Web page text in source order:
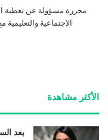
محررة مسؤولة عن تغطية
الاجتماعية
الأكثر مشاهدة
بعد